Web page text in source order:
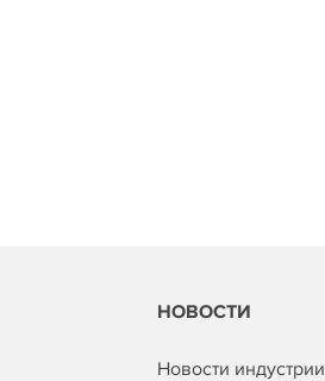
НОВОСТИ
Новости индустрии